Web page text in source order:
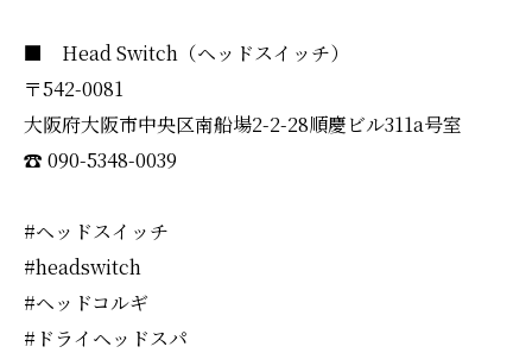
■ Head Switch（ヘッドスイッチ）
〒542-0081
大阪府大阪市中央区南船場2-2-28順慶ビル311a号室
☎︎ 090-5348-0039
#ヘッドスイッチ
#headswitch
#ヘッドコルギ
#ドライヘッドスパ